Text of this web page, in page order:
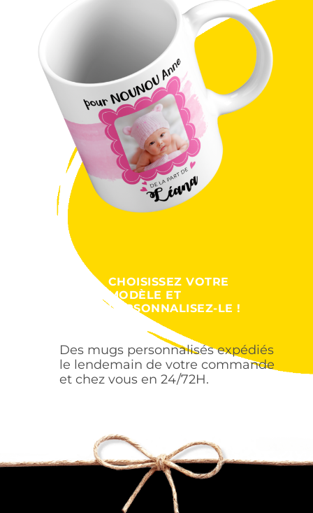
CHOISISSEZ VOTRE
MODÈLE ET
PERSONNALISEZ-LE !
Des mugs personnalisés expédiés
le lendemain de votre commande
et chez vous en 24/72H.